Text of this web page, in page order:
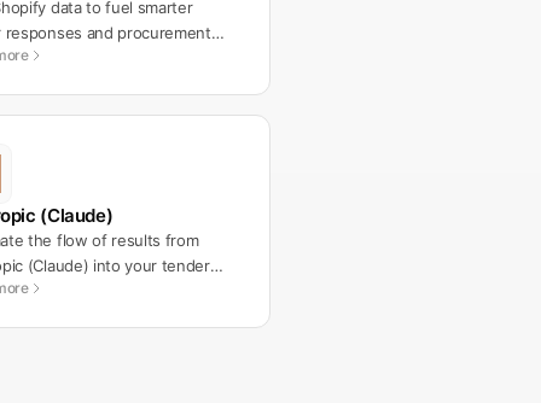
data to fuel smarter
responses and procurement
(Claude)
the flow of results from
(Claude) into your tender